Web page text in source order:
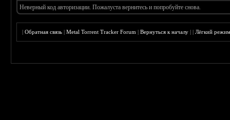
Неверный код авторизации. Пожалуста вернитесь и попробуйте снова.
|Обратная связь |Metal Torrent Tracker Forum |Вернуться к началу ||Лёгкий